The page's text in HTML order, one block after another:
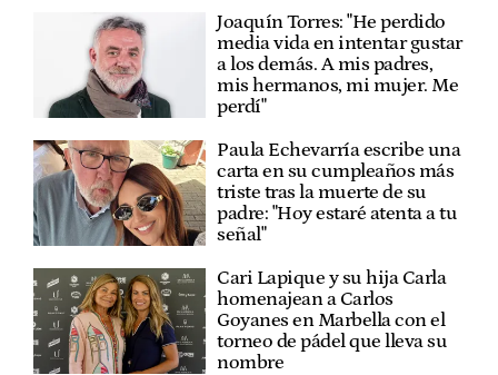
Joaquín Torres: "He perdido
media vida en intentar gustar
a los demás. A mis padres,
mis hermanos, mi mujer. Me
perdí"
Paula Echevarría escribe una
carta en su cumpleaños más
triste tras la muerte de su
padre: "Hoy estaré atenta a tu
señal"
Cari Lapique y su hija Carla
homenajean a Carlos
Goyanes en Marbella con el
torneo de pádel que lleva su
nombre